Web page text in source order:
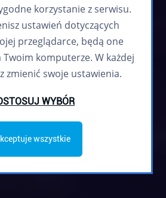
korzystanie z serwisu.
ustawień dotyczących
przeglądarce, będą one
Twoim komputerze. W każdej
zmienić swoje ustawienia.
WYBÓR
wszystkie